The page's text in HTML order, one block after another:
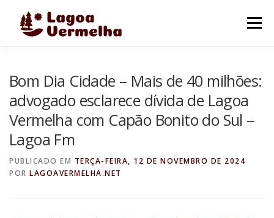
Menu
FALE CONOSCO
Bom Dia Cidade – Mais de 40 milhões:
advogado esclarece dívida de Lagoa
Vermelha com Capão Bonito do Sul –
Lagoa Fm
PUBLICADO EM TERÇA-FEIRA, 12 DE NOVEMBRO DE 2024
POR LAGOAVERMELHA.NET